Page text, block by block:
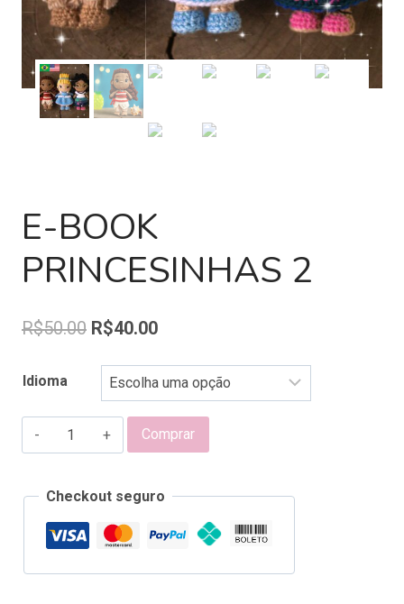
E-BOOK
PRINCESINHAS 2
R$50.00 R$40.00
Idioma
BOOK
PRINCESINHAS
quantidade
Comprar
Checkout seguro